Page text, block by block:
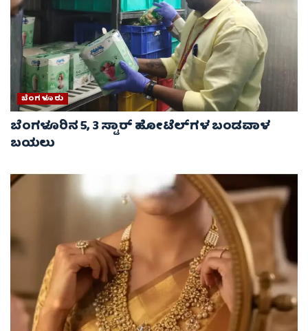
ಬೆಂಗಳೂರು
ಬೆಂಗಳೂರಿನ 5, 3 ಸ್ಟಾರ್​​​​ ಹೋಟೆಲ್​​​​ಗಳ ಬಂಡವಾಳ
ಬಯಲು